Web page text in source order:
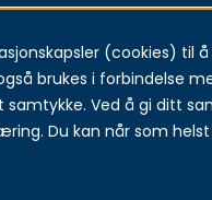
(cookies) til
brukes i forbindelse
Ved å gi ditt
Du kan når som
Menu